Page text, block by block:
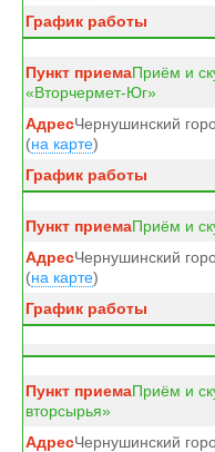
Приём и
«Вторчермет-Юг»
Чернушинский
(на карте)
Приём и
Чернушинский
(на карте)
Приём и
вторсырья»
Чернушинский